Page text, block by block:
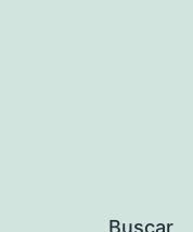
Buscar